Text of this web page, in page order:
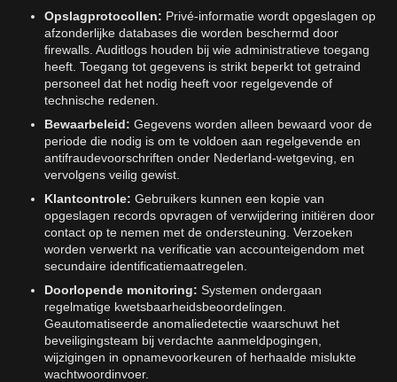
Opslagprotocollen: Privé-informatie wordt opgeslagen op
afzonderlijke databases die worden beschermd door
firewalls. Auditlogs houden bij wie administratieve toegang
heeft. Toegang tot gegevens is strikt beperkt tot getraind
personeel dat het nodig heeft voor regelgevende of
technische redenen.
Bewaarbeleid: Gegevens worden alleen bewaard voor de
periode die nodig is om te voldoen aan regelgevende en
antifraudevoorschriften onder Nederland-wetgeving, en
vervolgens veilig gewist.
Klantcontrole: Gebruikers kunnen een kopie van
opgeslagen records opvragen of verwijdering initiëren door
contact op te nemen met de ondersteuning. Verzoeken
worden verwerkt na verificatie van accounteigendom met
secundaire identificatiemaatregelen.
Doorlopende monitoring: Systemen ondergaan
regelmatige kwetsbaarheidsbeoordelingen.
Geautomatiseerde anomaliedetectie waarschuwt het
beveiligingsteam bij verdachte aanmeldpogingen,
wijzigingen in opnamevoorkeuren of herhaalde mislukte
wachtwoordinvoer.